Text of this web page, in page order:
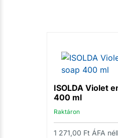
ISOLDA Violet
400 ml
Raktáron
1 271,00 Ft ÁFA